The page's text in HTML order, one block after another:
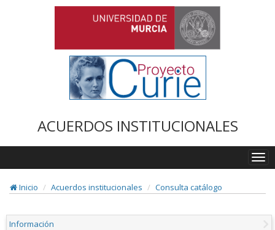
ACUERDOS INSTITUCIONALES
Inicio
Acuerdos institucionales Consulta catálogo
Información